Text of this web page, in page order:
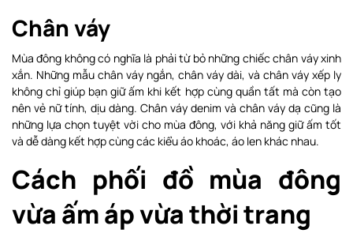
Chân váy
Mùa đông không có nghĩa là phải từ bỏ những chiếc chân váy xinh
xắn. Những mẫu chân váy ngắn, chân váy dài, và chân váy xếp ly
không chỉ giúp bạn giữ ấm khi kết hợp cùng quần tất mà còn tạo
nên vẻ nữ tính, dịu dàng. Chân váy denim và chân váy dạ cũng là
những lựa chọn tuyệt vời cho mùa đông, với khả năng giữ ấm tốt
và dễ dàng kết hợp cùng các kiểu áo khoác, áo len khác nhau.
Cách phối đồ mùa đông
vừa ấm áp vừa thời trang